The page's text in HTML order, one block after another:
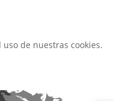
de nuestras cookies.